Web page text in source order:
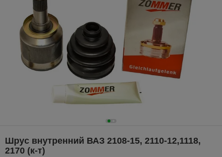
Шрус внутренний ВАЗ 2108-15, 2110-12,1118,
2170 (к-т)